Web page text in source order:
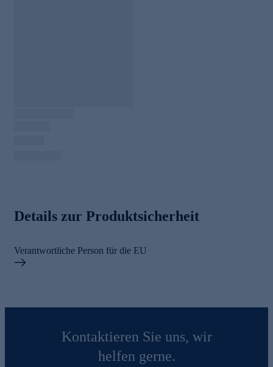
Details zur Produktsicherheit
Verantwortliche Person für die EU
Kontaktieren Sie uns, wir
helfen gerne.